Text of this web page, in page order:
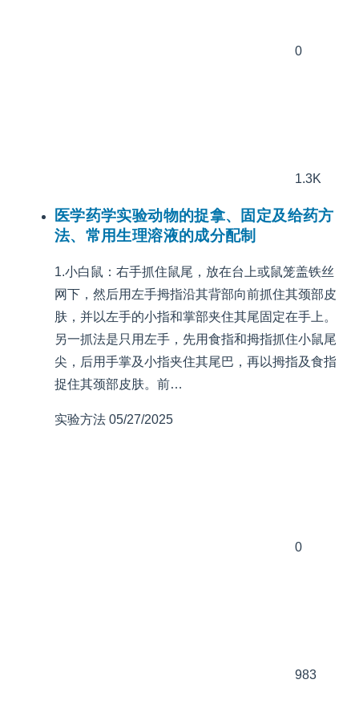
0
1.3K
医学药学实验动物的捉拿、固定及给药方
法、常用生理溶液的成分配制
1.小白鼠：右手抓住鼠尾，放在台上或鼠笼盖铁丝
网下，然后用左手拇指沿其背部向前抓住其颈部皮
肤，并以左手的小指和掌部夹住其尾固定在手上。
另一抓法是只用左手，先用食指和拇指抓住小鼠尾
尖，后用手掌及小指夹住其尾巴，再以拇指及食指
捉住其颈部皮肤。前…
实验方法 05/27/2025
0
983